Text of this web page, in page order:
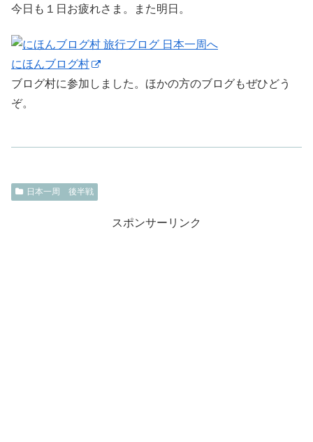
今日も１日お疲れさま。また明日。
にほんブログ村
ブログ村に参加しました。ほかの方のブログもぜひどう
ぞ。
日本一周 後半戦
スポンサーリンク